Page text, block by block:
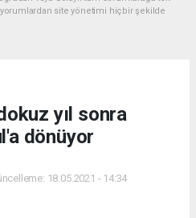
yorumlardan site yönetimi hiçbir şekilde
yıl sonra
dönüyor
18.05.2021 - 14:34